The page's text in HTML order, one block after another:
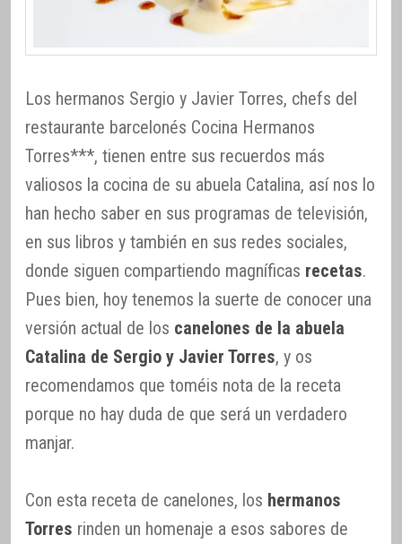
Los hermanos Sergio y Javier Torres, chefs del
restaurante barcelonés Cocina Hermanos
Torres***, tienen entre sus recuerdos más
valiosos la cocina de su abuela Catalina, así nos lo
han hecho saber en sus programas de televisión,
en sus libros y también en sus redes sociales,
donde siguen compartiendo magníficas recetas.
Pues bien, hoy tenemos la suerte de conocer una
versión actual de los canelones de la abuela
Catalina de Sergio y Javier Torres, y os
recomendamos que toméis nota de la receta
porque no hay duda de que será un verdadero
manjar.
Con esta receta de canelones, los hermanos
Torres rinden un homenaje a esos sabores de